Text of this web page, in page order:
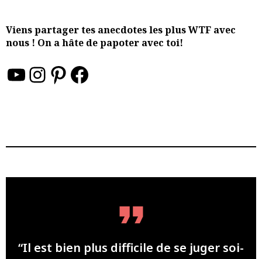
Viens partager tes anecdotes les plus WTF avec
nous ! On a hâte de papoter avec toi!
“Il est bien plus difficile de se juger soi-